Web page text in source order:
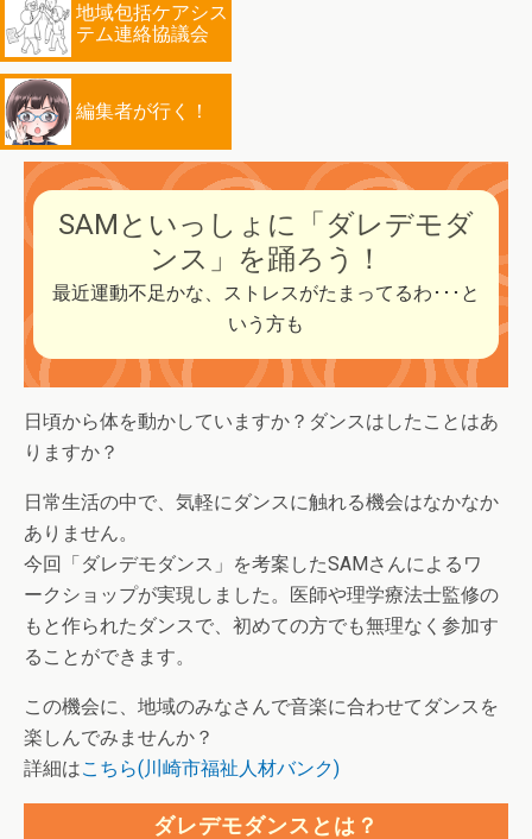
地域包括ケアシス
テム連絡協議会
編集者が行く！
SAMといっしょに「ダレデモダ
ンス」を踊ろう！
最近運動不足かな、ストレスがたまってるわ･･･と
いう方も
日頃から体を動かしていますか？ダンスはしたことはあ
りますか？
日常生活の中で、気軽にダンスに触れる機会はなかなか
ありません。
今回「ダレデモダンス」を考案したSAMさんによるワ
ークショップが実現しました。医師や理学療法士監修の
もと作られたダンスで、初めての方でも無理なく参加す
ることができます。
この機会に、地域のみなさんで音楽に合わせてダンスを
楽しんでみませんか？
詳細はこちら(川崎市福祉人材バンク)
ダレデモダンスとは？